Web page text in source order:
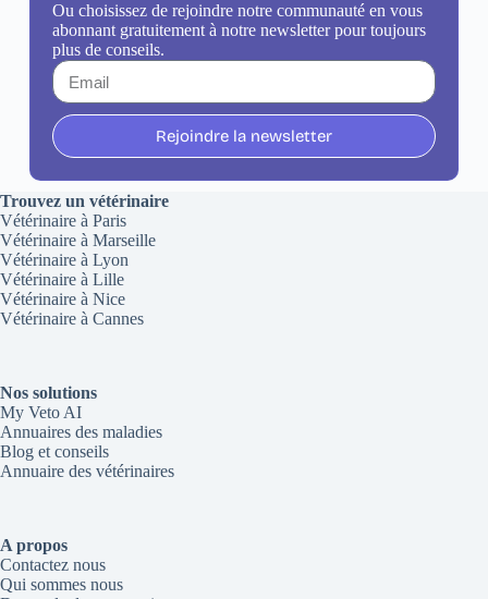
Ou choisissez de rejoindre notre communauté en vous
abonnant gratuitement à notre newsletter pour toujours
plus de conseils.
Rejoindre la newsletter
Trouvez un vétérinaire
Vétérinaire à Paris
Vétérinaire à Marseille
Vétérinaire à Lyon
Vétérinaire à Lille
Vétérinaire à Nice
Vétérinaire à Cannes
Nos solutions
My Veto AI
Annuaires des maladies
Blog et conseils
Annuaire des vétérinaires
A propos
Contactez nous
Qui sommes nous